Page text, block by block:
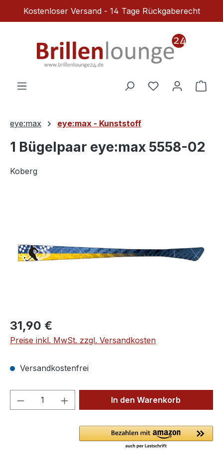
Zum Hauptinhalt springen
Kostenloser Versand - 14 Tage Rückgaberecht
Du hast 0
eye:max eye:max - Kunststoff
1 Bügelpaar eye:max 5558-02
Koberg
Regulärer Preis:
31,90 €
Preise inkl. MwSt. zzgl. Versandkosten
Versandkostenfrei
Produkt Anzahl: Gib denIn den Warenkorb